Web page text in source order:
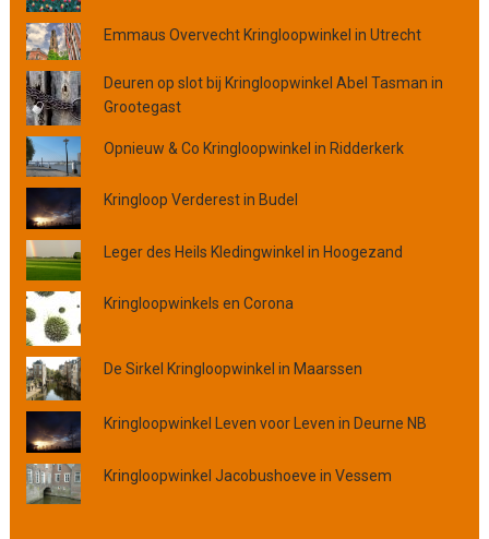
p
l
a
a
t
s
,
p
o
v
i
n
c
i
e
o
o
r
g
Emmaus Overvecht Kringloopwinkel in Utrecht
Deuren op slot bij Kringloopwinkel Abel Tasman in
Grootegast
Opnieuw & Co Kringloopwinkel in Ridderkerk
Kringloop Verderest in Budel
Leger des Heils Kledingwinkel in Hoogezand
Kringloopwinkels en Corona
De Sirkel Kringloopwinkel in Maarssen
Kringloopwinkel Leven voor Leven in Deurne NB
Kringloopwinkel Jacobushoeve in Vessem